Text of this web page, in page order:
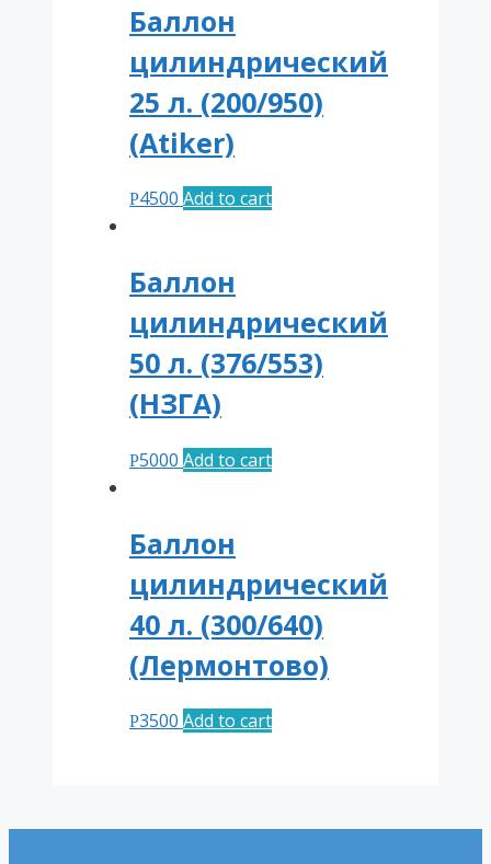
Баллон
цилиндрический
25 л. (200/950)
(Atiker)
Р4500 Add to cart
Баллон
цилиндрический
50 л. (376/553)
(НЗГА)
Р5000 Add to cart
Баллон
цилиндрический
40 л. (300/640)
(Лермонтово)
Р3500 Add to cart